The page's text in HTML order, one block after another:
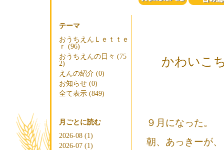
テーマ
おうちえんＬｅｔｔｅ
ｒ (96)
おうちえんの日々 (75
2)
えんの紹介 (0)
お知らせ (0)
全て表示 (849)
月ごとに読む
2026-08 (1)
2026-07 (1)
かわいこ
９月になった。
朝、あっきーが